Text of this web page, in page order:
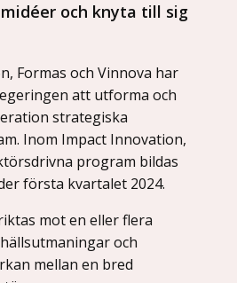
och knyta till sig
Formas och Vinnova har
att utforma och
strategiska
Inom Impact Innovation,
program bildas
första kvartalet 2024.
mot en eller flera
och
mellan en bred